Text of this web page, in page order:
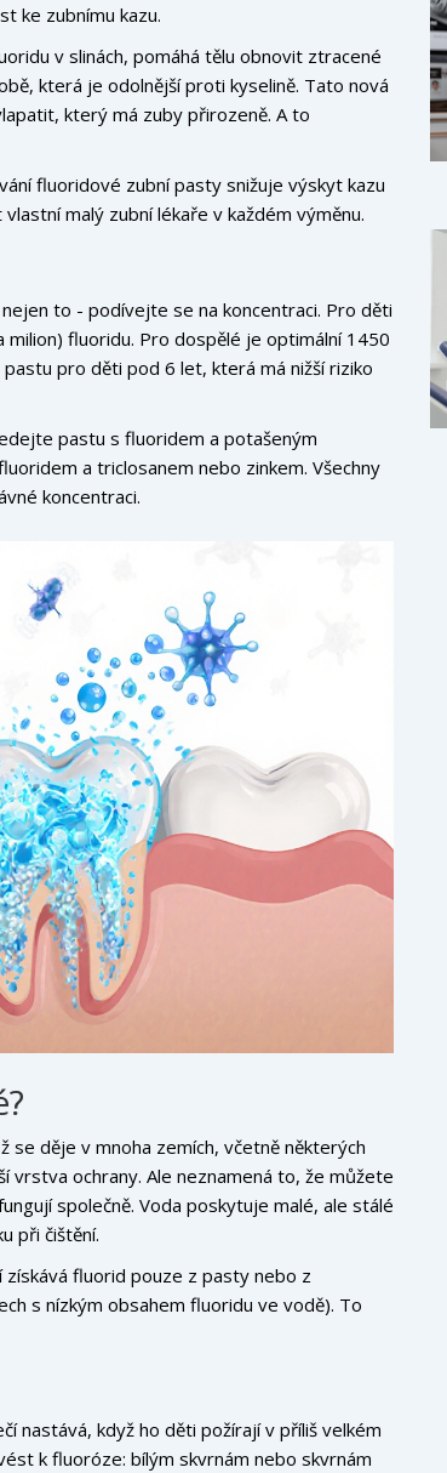
ke zubnímu kazu.
v slinách, pomáhá tělu obnovit ztracené
která je odolnější proti kyselině. Tato nová
který má zuby přirozeně. A to
fluoridové zubní pasty snižuje výskyt kazu
malý zubní lékaře v každém výměnu.
to - podívejte se na koncentraci. Pro děti
fluoridu. Pro dospělé je optimální 1450
pro děti pod 6 let, která má nižší riziko
pastu s fluoridem a potašeným
a triclosanem nebo zinkem. Všechny
koncentraci.
děje v mnoha zemích, včetně některých
vrstva ochrany. Ale neznamená to, že můžete
společně. Voda poskytuje malé, ale stálé
při čištění.
získává fluorid pouze z pasty nebo z
s nízkým obsahem fluoridu ve vodě). To
nastává, když ho děti požírají v příliš velkém
k fluoróze: bílým skvrnám nebo skvrnám